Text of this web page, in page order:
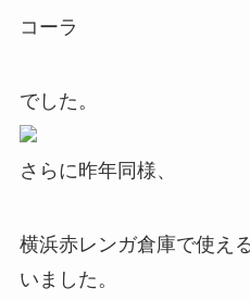
コーラ
でした。
さらに昨年同様、
横浜赤レンガ倉庫で使え
いました。